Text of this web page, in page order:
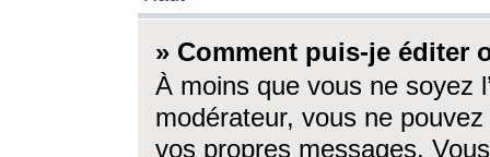
» Comment puis-je éditer
À moins que vous ne soyez
modérateur, vous ne
vos propres messages.